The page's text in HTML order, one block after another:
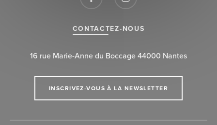
CONTACTEZ-NOUS
16 rue Marie-Anne du Boccage 44000 Nantes
INSCRIVEZ-VOUS À LA NEWSLETTER